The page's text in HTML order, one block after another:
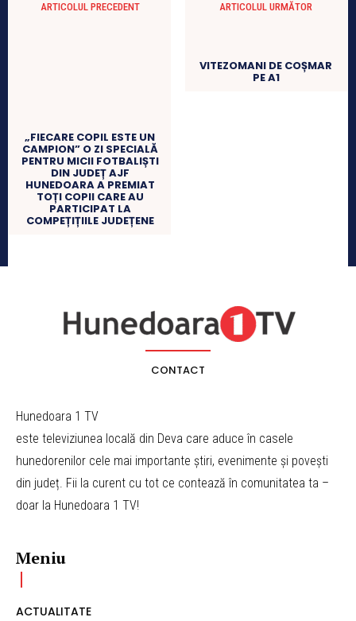
ARTICOLUL PRECEDENT
„FIECARE COPIL ESTE UN
CAMPION” O ZI SPECIALĂ
PENTRU MICII FOTBALIȘTI
DIN JUDEȚ AJF
HUNEDOARA A PREMIAT
TOȚI COPII CARE AU
PARTICIPAT LA
COMPEȚIȚIILE JUDEȚENE
ARTICOLUL URMĂTOR
VITEZOMANI DE COȘMAR
PE A1
CONTACT
Hunedoara 1 TV
este televiziunea locală din Deva care aduce în casele
hunedorenilor cele mai importante știri, evenimente și povești
din județ. Fii la curent cu tot ce contează în comunitatea ta –
doar la Hunedoara 1 TV!
Meniu
ACTUALITATE